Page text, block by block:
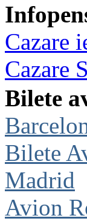
Cazare
Cazare
Bilete
Bilete
Madrid
Avion